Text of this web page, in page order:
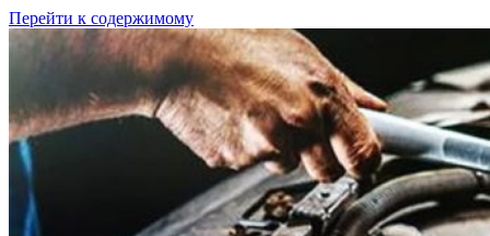
Перейти к содержимому